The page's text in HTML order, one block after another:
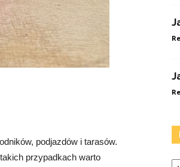
podjazdów i tarasów.
przypadkach warto